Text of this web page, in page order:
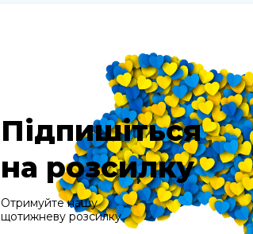
Підпишіться
на розсилку
Отримуйте нашу
щотижневу розсилку